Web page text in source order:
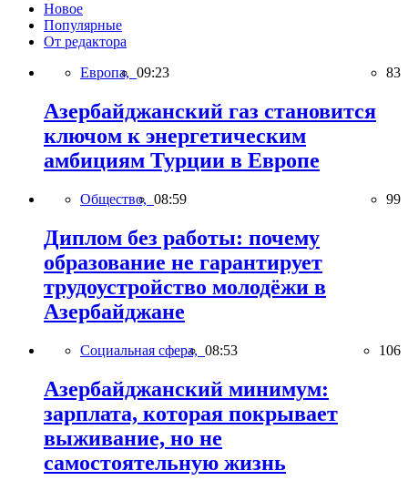
Новое
Популярные
От редактора
Европа, 09:23 83
Азербайджанский газ становится
ключом к энергетическим
амбициям Турции в Европе
Общество, 08:59 99
Диплом без работы: почему
образование не гарантирует
трудоустройство молодёжи в
Азербайджане
Социальная сфера, 08:53 106
Азербайджанский минимум:
зарплата, которая покрывает
выживание, но не
самостоятельную жизнь